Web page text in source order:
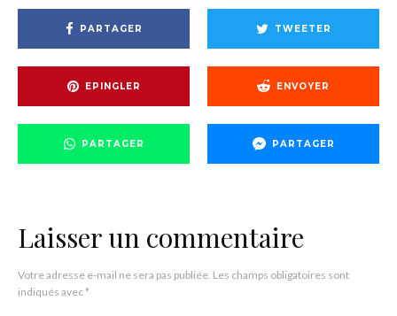
PARTAGER TWEETER
EPINGLER ENVOYER
PARTAGER PARTAGER
Laisser un commentaire
Votre adresse e-mail ne sera pas publiée. Les champs obligatoires sont
indiqués avec*